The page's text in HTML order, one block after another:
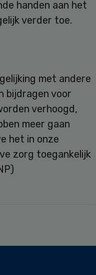
handen aan het
verder toe.
met andere
bijdragen voor
verhoogd,
meer gaan
het in onze
zorg toegankelijk